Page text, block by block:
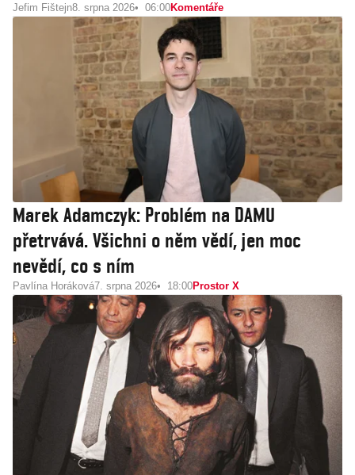
Jefim Fištejn8. srpna 2026 06:00Komentáře
Marek Adamczyk: Problém na DAMU
přetrvává. Všichni o něm vědí, jen moc
nevědí, co s ním
Pavlína Horáková7. srpna 2026 18:00Prostor X